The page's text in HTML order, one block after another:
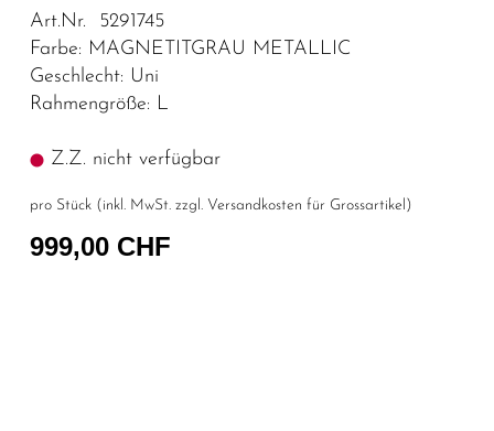
Art.Nr. 5291745
Farbe: MAGNETITGRAU METALLIC
Geschlecht: Uni
Rahmengröße: L
Z.Z. nicht verfügbar
pro Stück (inkl. MwSt. zzgl. Versandkosten für Grossartikel )
999,00 CHF